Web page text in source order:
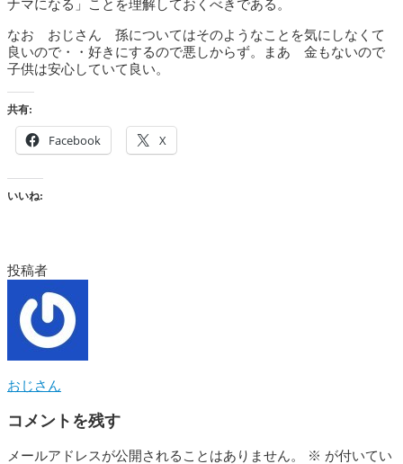
ナマになる」ことを理解しておくべきである。
なお おじさん 孫についてはそのようなことを気にしなくて
良いので・・好きにするので悪しからず。まあ 金もないので
子供は安心していて良い。
共有:
Facebook X
いいね:
投稿者
おじさん
コメントを残す
メールアドレスが公開されることはありません。 ※ が付いてい